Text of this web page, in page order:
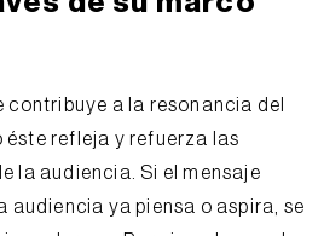
contribuye a la resonancia del
éste refleja y refuerza las
la audiencia. Si el mensaje
audiencia ya piensa o aspira, se